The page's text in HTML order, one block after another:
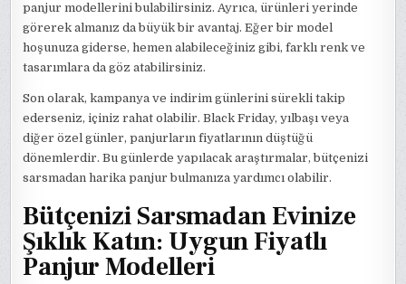
panjur modellerini bulabilirsiniz. Ayrıca, ürünleri yerinde
görerek almanız da büyük bir avantaj. Eğer bir model
hoşunuza giderse, hemen alabileceğiniz gibi, farklı renk ve
tasarımlara da göz atabilirsiniz.
Son olarak, kampanya ve indirim günlerini sürekli takip
ederseniz, içiniz rahat olabilir. Black Friday, yılbaşı veya
diğer özel günler, panjurların fiyatlarının düştüğü
dönemlerdir. Bu günlerde yapılacak araştırmalar, bütçenizi
sarsmadan harika panjur bulmanıza yardımcı olabilir.
Bütçenizi Sarsmadan Evinize
Şıklık Katın: Uygun Fiyatlı
Panjur Modelleri